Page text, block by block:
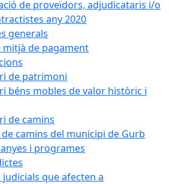
de proveïdors, adjudicataris i/o
any 2020
generals
mitjà de pagament
de patrimoni
béns mobles de valor històric i
de camins
de camins del municipi de Gurb
i programes
judicials que afecten a